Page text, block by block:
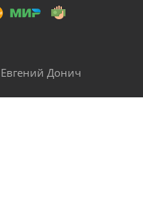
Евгений Донич